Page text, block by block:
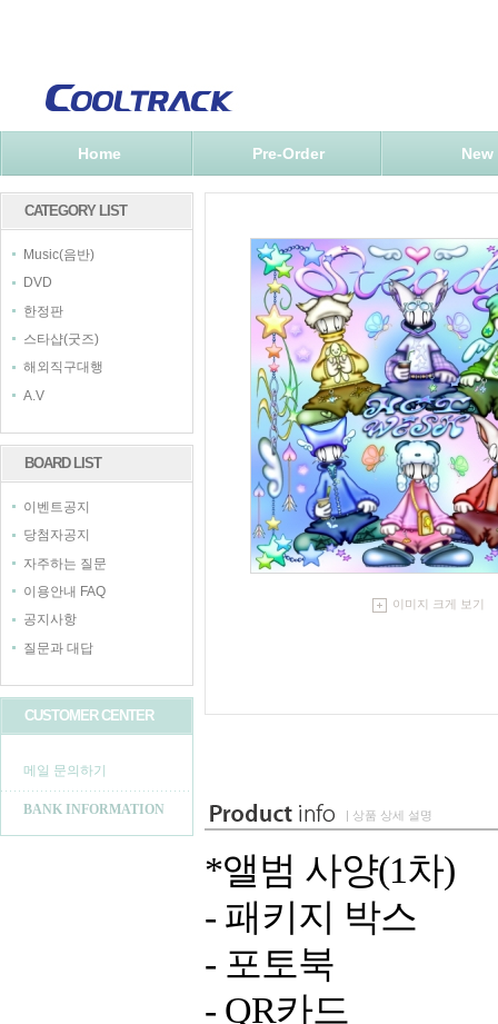
Home Pre-Order New
CATEGORY LIST
Music(음반)
DVD
한정판
스타샵(굿즈)
해외직구대행
A.V
BOARD LIST
이벤트공지
당첨자공지
자주하는 질문
이용안내 FAQ
공지사항
질문과 대답
CUSTOMER CENTER
메일 문의하기
BANK INFORMATION
이미지 크게 보기
| 상품 상세 설명
*앨범 사양(1차)
- 패키지 박스
- 포토북
- QR카드